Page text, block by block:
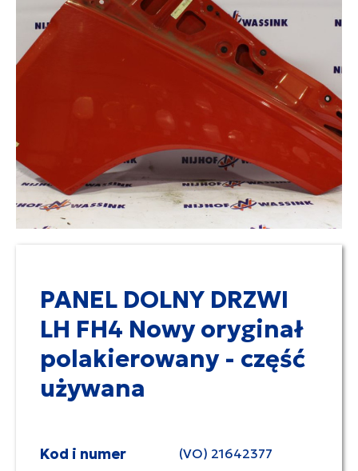
PANEL DOLNY DRZWI
LH FH4 Nowy oryginał
polakierowany - część
używana
Kod i numer
(VO) 21642377